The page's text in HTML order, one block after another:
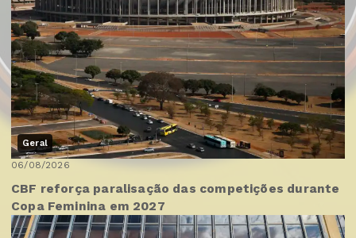
Geral
06/08/2026
CBF reforça paralisação das competições durante
Copa Feminina em 2027